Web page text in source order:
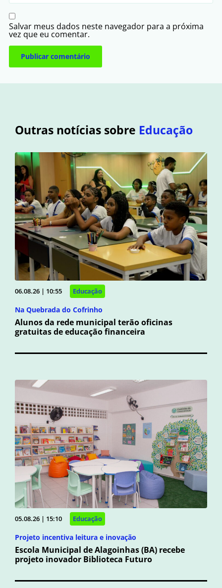
Salvar meus dados neste navegador para a próxima
vez que eu comentar.
Outras notícias sobre Educação
06.08.26 | 10:55 Educação
Na Quebrada do Cofrinho
Alunos da rede municipal terão oficinas
gratuitas de educação financeira
05.08.26 | 15:10 Educação
Projeto incentiva leitura e inovação
Escola Municipal de Alagoinhas (BA) recebe
projeto inovador Biblioteca Futuro